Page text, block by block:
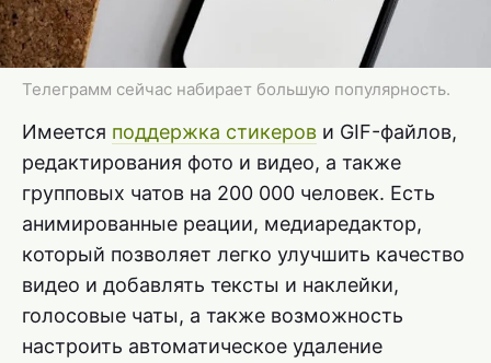
Телеграмм сейчас набирает большую популярность.
Имеется поддержка стикеров и GIF-файлов,
редактирования фото и видео, а также
групповых чатов на 200 000 человек. Есть
анимированные реации, медиаредактор,
который позволяет легко улучшить качество
видео и добавлять тексты и наклейки,
голосовые чаты, а также возможность
настроить автоматическое удаление